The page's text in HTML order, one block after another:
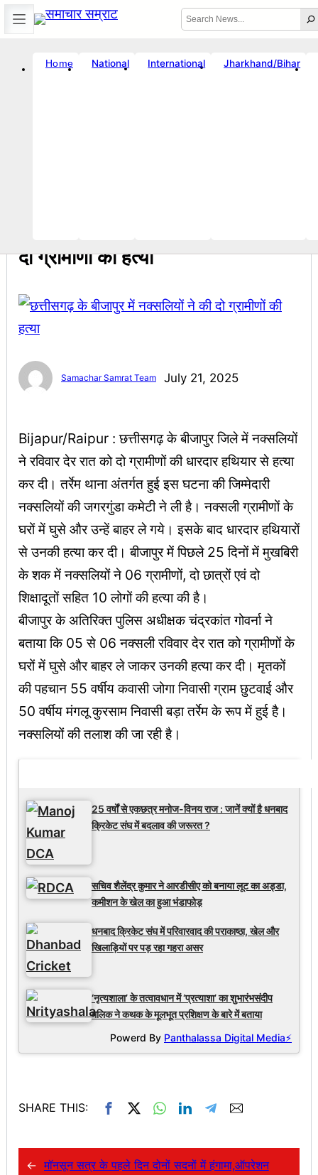
Skip
to
content
Search
Home National International Jharkhand/Bihar
दो ग्रामीणों की हत्या
Samachar Samrat Team July 21, 2025
Bijapur/Raipur : छत्तीसगढ़ के बीजापुर जिले में नक्सलियों
ने रविवार देर रात को दो ग्रामीणों की धारदार हथियार से हत्या
कर दी। तर्रेम थाना अंतर्गत हुई इस घटना की जिम्मेदारी
नक्सलियों की जगरगुंडा कमेटी ने ली है। नक्सली ग्रामीणों के
घरों में घुसे और उन्हें बाहर ले गये। इसके बाद धारदार हथियारों
से उनकी हत्या कर दी। बीजापुर में पिछले 25 दिनों में मुखबिरी
के शक में नक्सलियों ने 06 ग्रामीणों, दो छात्रों एवं दो
शिक्षादूतों सहित 10 लोगों की हत्या की है।
बीजापुर के अतिरिक्त पुलिस अधीक्षक चंद्रकांत गोवर्ना ने
बताया कि 05 से 06 नक्सली रविवार देर रात को ग्रामीणों के
घरों में घुसे और बाहर ले जाकर उनकी हत्या कर दी। मृतकों
की पहचान 55 वर्षीय कवासी जोगा निवासी ग्राम छुटवाई और
50 वर्षीय मंगलू कुरसाम निवासी बड़ा तर्रेम के रूप में हुई है।
नक्सलियों की तलाश की जा रही है।
25 वर्षों से एकछत्र मनोज-विनय राज : जानें क्यों है धनबाद
क्रिकेट संघ में बदलाव की जरूरत ?
सचिव शैलेंद्र कुमार ने आरडीसीए को बनाया लूट का अड्डा,
कमीशन के खेल का हुआ भंडाफोड़
धनबाद क्रिकेट संघ में परिवारवाद की पराकाष्ठा, खेल और
खिलाड़ियों पर पड़ रहा गहरा असर
‘नृत्यशाला’ के तत्वावधान में ‘प्रत्याशा’ का शुभारंभसंदीप
मलिक ने कथक के मूलभूत प्रशिक्षण के बारे में बताया
Powerd By Panthalassa Digital Media⚡
SHARE THIS:
← मॉनसून सत्र के पहले दिन दोनों सदनों में हंगामा,ऑपरेशन